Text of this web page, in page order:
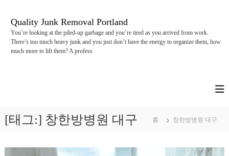
Quality Junk Removal Portland
You’re looking at the piled-up garbage and you’re tired as you arrived from work.
There’s too much heavy junk and you just don’t have the energy to organize them, how
much more to lift them? A profess
[태그:] 창한방병원 대구 홈 창한방병원 대구